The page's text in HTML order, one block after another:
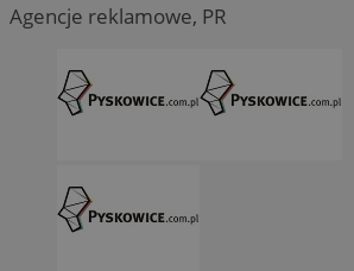
Agencje reklamowe, PR